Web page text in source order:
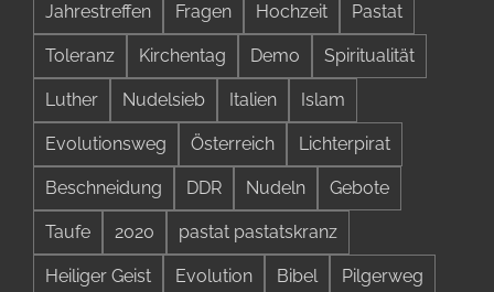
Jahrestreffen Fragen Hochzeit Pastat
Toleranz Kirchentag Demo Spiritualität
Luther Nudelsieb Italien Islam
Evolutionsweg Österreich Lichterpirat
Beschneidung DDR Nudeln Gebote
Taufe 2020 pastat pastatskranz
Heiliger Geist Evolution Bibel Pilgerweg